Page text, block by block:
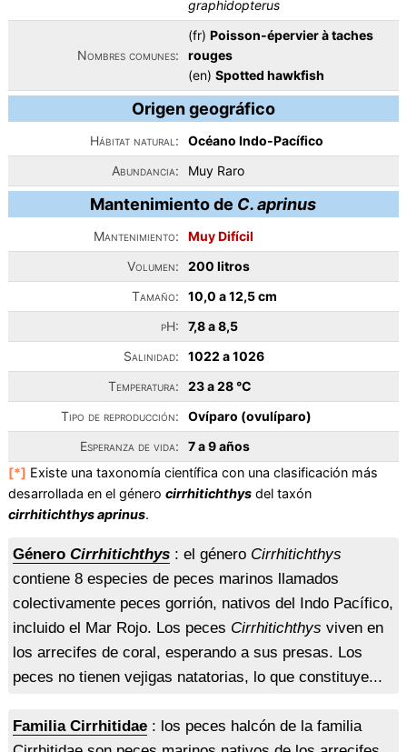
graphidopterus
Nombres comunes:
(fr) Poisson-épervier à taches
rouges
(en) Spotted hawkfish
Origen geográfico
Hábitat natural:
Océano Indo-Pacífico
Abundancia:
Muy Raro
Mantenimiento de C. aprinus
Mantenimiento:
Muy Difícil
Volumen:
200 litros
Tamaño:
10,0 a 12,5 cm
pH:
7,8 a 8,5
Salinidad:
1022 a 1026
Temperatura:
23 a 28 °C
Tipo de reproducción:
Ovíparo (ovulíparo)
Esperanza de vida:
7 a 9 años
[*] Existe una taxonomía científica con una clasificación más
desarrollada en el género cirrhitichthysdel taxón
cirrhitichthys aprinus.
Género Cirrhitichthys: el género Cirrhitichthys
contiene 8 especies de peces marinos llamados
colectivamente peces gorrión, nativos del Indo Pacífico,
incluido el Mar Rojo. Los peces Cirrhitichthys viven en
los arrecifes de coral, esperando a sus presas. Los
peces no tienen vejigas natatorias, lo que constituye...
Familia Cirrhitidae: los peces halcón de la familia